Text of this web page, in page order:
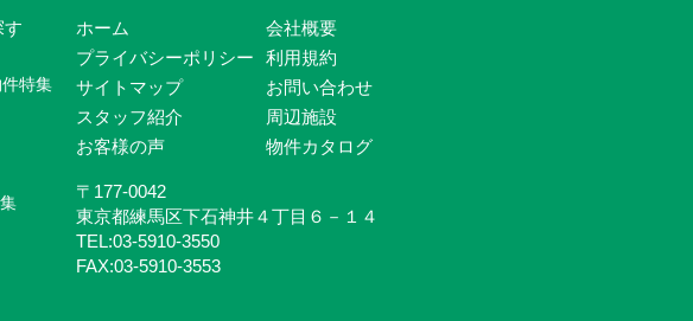
す
特集
ホーム
会社概要
プライバシーポリシー
利用規約
サイトマップ
お問い合わせ
スタッフ紹介
周辺施設
お客様の声
物件カタログ
〒177-0042
東京都練馬区下石神井４丁目６－１４
TEL:03-5910-3550
FAX:03-5910-3553